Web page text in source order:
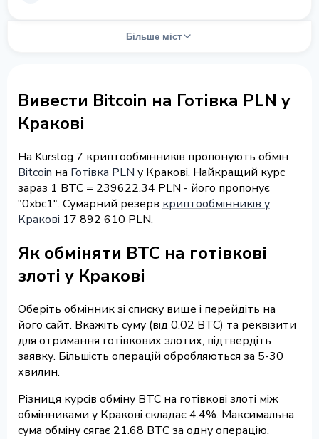
Більше міст
Вивести Bitcoin на Готівка PLN у
Кракові
На Kurslog 7 криптообмінників пропонують обмін
Bitcoin на Готівка PLN у Кракові. Найкращий курс
зараз 1 BTC = 239622.34 PLN - його пропонує
"0xbc1". Сумарний резерв криптообмінників у
Кракові 17 892 610 PLN.
Як обміняти BTC на готівкові
злоті у Кракові
Оберіть обмінник зі списку вище і перейдіть на
його сайт. Вкажіть суму (від 0.02 BTC) та реквізити
для отримання готівкових злотих, підтвердіть
заявку. Більшість операцій обробляються за 5-30
хвилин.
Різниця курсів обміну BTC на готівкові злоті між
обмінниками у Кракові складає 4.4%. Максимальна
сума обміну сягає 21.68 BTC за одну операцію.